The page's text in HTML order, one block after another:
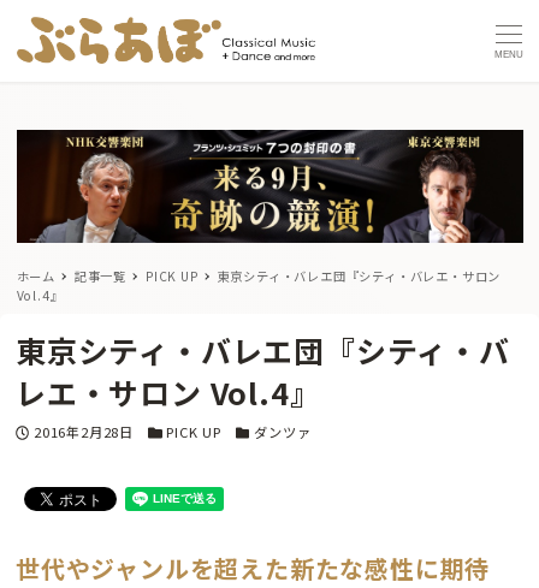
MENU
ホーム 記事一覧 PICK UP
東京シティ・バレエ団『シティ・バレエ・サロン
Vol.4』
東京シティ・バレエ団『シティ・バ
レエ・サロン Vol.4』
投稿日
2016年2月28日 カテゴリー
PICK UP カテゴリー
ダンツァ
世代やジャンルを超えた新たな感性に期待